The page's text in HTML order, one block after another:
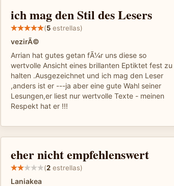
ich mag den Stil des Lesers
(5 estrellas)
vezirÃ©
Arrian hat gutes getan fÃ¼r uns diese so
wertvolle Ansicht eines brillanten Eptiktet fest zu
halten .Ausgezeichnet und ich mag den Leser
,anders ist er ---ja aber eine gute Wahl seiner
Lesungen,er liest nur wertvolle Texte - meinen
Respekt hat er !!!
eher nicht empfehlenswert
(2 estrellas)
Laniakea